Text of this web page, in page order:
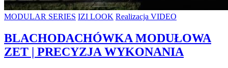
MODULAR SERIES IZI LOOK Realizacja VIDEO
BLACHODACHÓWKA MODUŁOWA
ZET | PRECYZJA WYKONANIA